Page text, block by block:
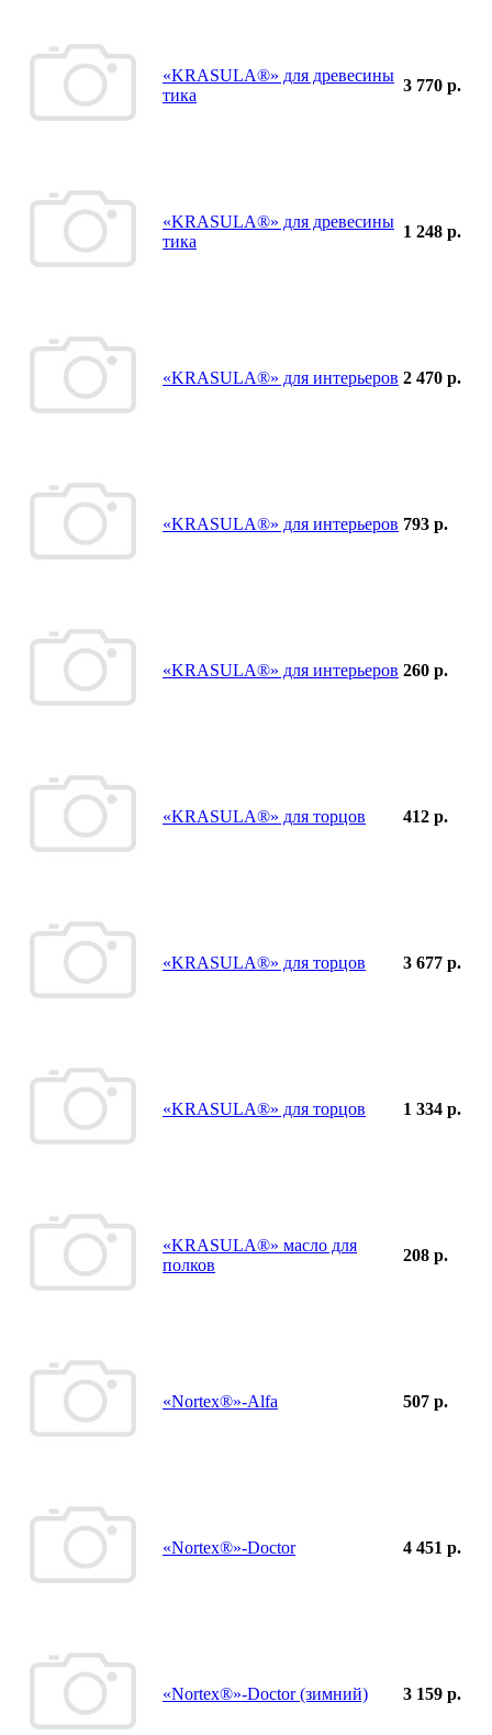
«KRASULA®» для древесины
тика
3 770 р.
«KRASULA®» для древесины
тика
1 248 р.
«KRASULA®» для интерьеров 2 470 р.
«KRASULA®» для интерьеров 793 р.
«KRASULA®» для интерьеров 260 р.
«KRASULA®» для торцов 412 р.
«KRASULA®» для торцов 3 677 р.
«KRASULA®» для торцов 1 334 р.
«KRASULA®» масло для
полков
208 р.
«Nortex®»-Alfa 507 р.
«Nortex®»-Doctor 4 451 р.
«Nortex®»-Doctor (зимний) 3 159 р.